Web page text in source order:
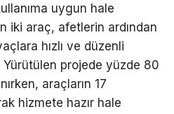
uygun hale
iki araç, afetlerin ardından
hızlı ve düzenli
projede yüzde 80
araçların 17
hizmete hazır hale